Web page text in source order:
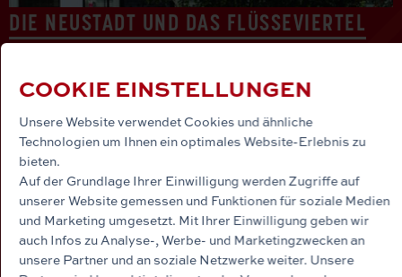
DIE NEUSTADT UND DAS FLÜSSEVIERTEL
Was macht jeden Hausverkauf hier
zu etwas ganz besonderem?
Nicht nur, dass wir als Firma eng mit dem Stadtteil
verbunden sind, zieht es auch unsere Kollegen und
Mitarbeiter in den Stadtteil. Auch die Familie Röpke
fühlt sich hier zu Hause. Unsere Senior-
Geschäftsführerin Irmhild Röpke kann auf unzählige
Wohnungsvermietungen und Hausverkäufe in den
COOKIE EINSTELLUNGEN
Unsere Website verwendet Cookies und ähnliche
Technologien um Ihnen ein optimales Website-Erlebnis zu
bieten.
Auf der Grundlage Ihrer Einwilligung werden Zugriffe auf
unserer Website gemessen und Funktionen für soziale Medien
und Marketing umgesetzt. Mit Ihrer Einwilligung geben wir
auch Infos zu Analyse-, Werbe- und Marketingzwecken an
unsere Partner und an soziale Netzwerke weiter. Unsere